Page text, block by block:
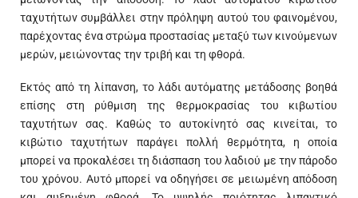
ταχυτήτων συμβάλλει στην πρόληψη αυτού του φαινομένου,
παρέχοντας ένα στρώμα προστασίας μεταξύ των κινούμενων
μερών, μειώνοντας την τριβή και τη φθορά.
Εκτός από τη λίπανση, το λάδι αυτόματης μετάδοσης βοηθά
επίσης στη ρύθμιση της θερμοκρασίας του κιβωτίου
ταχυτήτων σας. Καθώς το αυτοκίνητό σας κινείται, το
κιβώτιο ταχυτήτων παράγει πολλή θερμότητα, η οποία
μπορεί να προκαλέσει τη διάσπαση του λαδιού με την πάροδο
του χρόνου. Αυτό μπορεί να οδηγήσει σε μειωμένη απόδοση